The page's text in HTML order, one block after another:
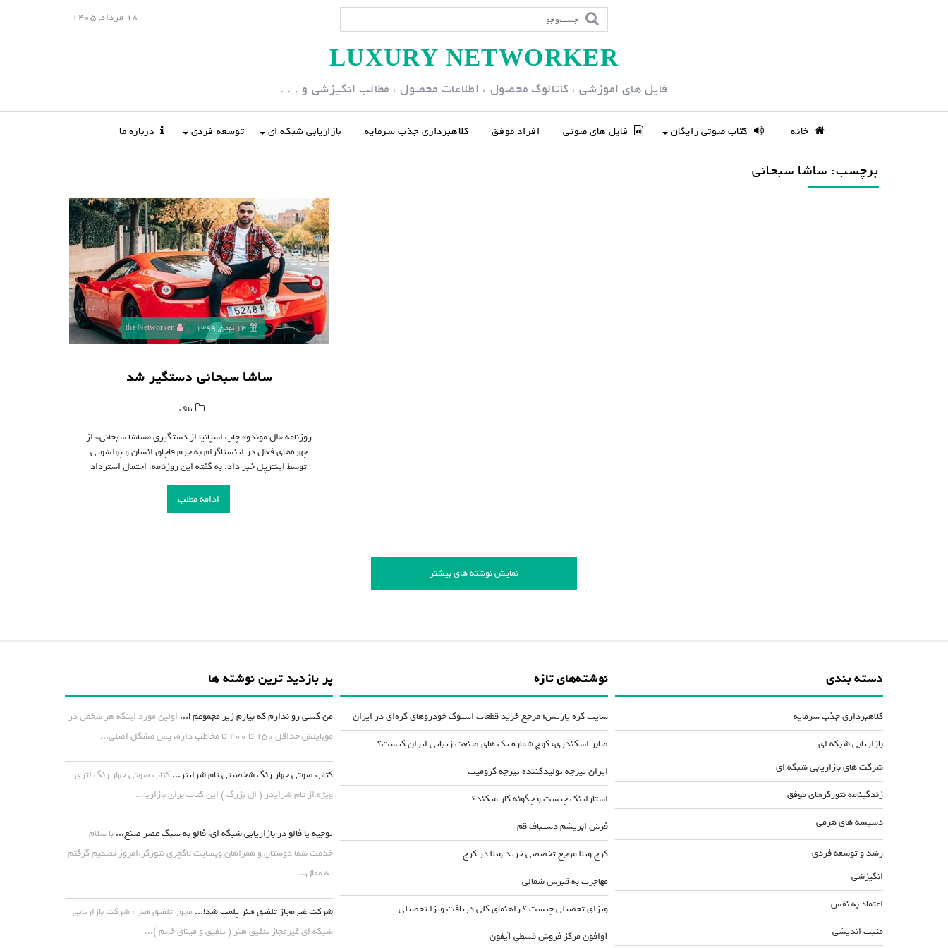
o
18 مرداد, 1405
LUXURY NETWORKER
فایل های اموزشی ، کاتالوگ محصول ، اطلاعات محصول ، مطالب انگیزشی و . . .
خانه کتاب صوتی رایگان فایل های صوتی افراد موفق کلاهبرداری جذب سرمایه بازاریابی شبکه ای توسعه فردی درباره ما
برچسب: ساشا سبحانی
13 بهمن, 1399 the Networker
ساشا سبحانی دستگیر شد
بلاگ
روزنامه «ال موندو» چاپ اسپانیا از دستگیری «ساشا سبحانی» از
چهره‌های فعال در اینستاگرام به جرم قاچاق انسان و پولشویی
توسط اینترپل خبر داد. به گفته این روزنامه، احتمال استرداد
ادامه مطلب
نمایش نوشته های بیشتر
پر بازدید ترین نوشته ها
من کسی رو ندارم که بیارم زیر مجموعم !... اولین مورد اینکه هر شخص در
موبایلش حداقل ۱۵۰ تا ۲۰۰ تا مخاطب داره، پس مشکل اصلی...
کتاب صوتی چهار رنگ شخصیتی تام شرایتر...کتاب صوتی چهار رنگ اثری
ویژه از تام شرایدر ( ال بزرگ ) این کتاب برای بازاریا...
توجیه یا فالو در بازاریابی شبکه ای! فالو به سبک عصر صنع...با سلام
خدمت شما دوستان و همراهان وبسایت لاکچری نتورکر.امروز تصمیم گرفتم
یه مقال...
شرکت غیرمجاز تلفیق هنر پلمپ شد!...مجوز تلفیق هنر : شرکت بازاریابی
شبکه ای غیرمجاز تلفیق هنر ( تلفیق و مینای خاتم )...
نوشته‌های تازه
سایت کره پارتس؛ مرجع خرید قطعات استوک خودروهای کره‌ای در ایران
صابر اسکندری، کوچ شماره یک های صنعت زیبایی ایران کیست؟
ایران تیرچه تولیدکننده تیرچه کرومیت
استارلینک چیست و چگونه کار میکند؟
فرش ابریشم دستباف قم
کرج ویلا مرجع تخصصی خرید ویلا در کرج
مهاجرت به قبرس شمالی
ویزای تحصیلی چیست ؟ راهنمای کلی دریافت ویزا تحصیلی
آوافون مرکز فروش قسطی آیفون
دسته بندی
کلاهبرداری جذب سرمایه
بازاریابی شبکه ای
شرکت های بازاریابی شبکه ای
زندگینامه نتورکرهای موفق
دسیسه های هرمی
رشد و توسعه فردی
انگیزشی
اعتماد به نفس
مثبت اندیشی